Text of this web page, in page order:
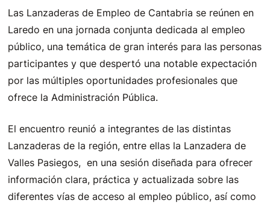
Las Lanzaderas de Empleo de Cantabria se reúnen en
Laredo en una jornada conjunta dedicada al empleo
público, una temática de gran interés para las personas
participantes y que despertó una notable expectación
por las múltiples oportunidades profesionales que
ofrece la Administración Pública.
El encuentro reunió a integrantes de las distintas
Lanzaderas de la región, entre ellas la Lanzadera de
Valles Pasiegos, en una sesión diseñada para ofrecer
información clara, práctica y actualizada sobre las
diferentes vías de acceso al empleo público, así como